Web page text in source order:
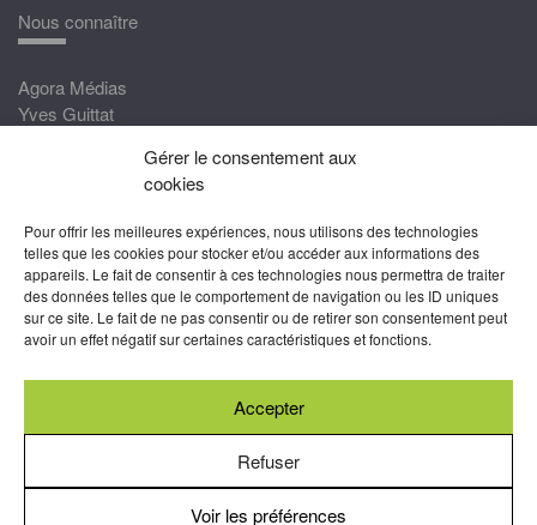
Gérer le consentement aux
cookies
Pour offrir les meilleures expériences, nous utilisons des technologies
telles que les cookies pour stocker et/ou accéder aux informations des
appareils. Le fait de consentir à ces technologies nous permettra de traiter
des données telles que le comportement de navigation ou les ID uniques
sur ce site. Le fait de ne pas consentir ou de retirer son consentement peut
avoir un effet négatif sur certaines caractéristiques et fonctions.
Accepter
Refuser
Voir les préférences
Nous connaître
Agora Médias
Yves Guittat
Devenez correspondant
Rejoignez nos experts
Devenez Partenaire
Nous suivre
Abonnez-vous à nos newsletters
Conditions générales d’utilisation